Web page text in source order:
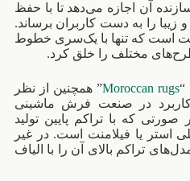
آن اجازه می‌دهد تا با حفظ
را به دست کاربران برساند.
است که تنها با یک‌سری خطوط
مختلف را خلق کرد.
“
Moroccan rugs” همچنین از نظر
در صنعت فرش ماشینی
که با تراکم پایین تولید
استر یا فیلامنت است. در غیر
تراکم بالای آن را با الیاف